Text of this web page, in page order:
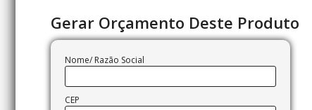
Gerar Orçamento Deste Produto
Nome/ Razão Social
CEP